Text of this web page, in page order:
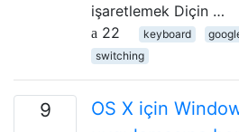
işaretlemek Diçin …
22
keyboard
switching
9
OS X için